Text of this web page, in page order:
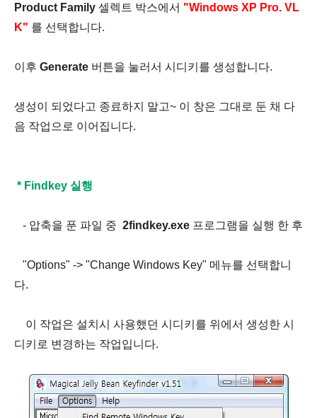
Product Family 셀렉트 박스에서 "Windows XP Pro. VL
K" 를 선택합니다.
이후 Generate 버튼을 눌러서 시디키를 생성합니다.
생성이 되었다고 종료하지 말고~ 이 창은 그대로 둔 채 다
음 작업으로 이어집니다.
* Findkey 실행
- 압축을 푼 파일 중 2findkey.exe 프로그램을 실행 한 후
"Options" -> "Change Windows Key" 메뉴를 선택합니
다.
이 작업은 설치시 사용했던 시디키를 위에서 생성한 시
디키로 변경하는 작업입니다.